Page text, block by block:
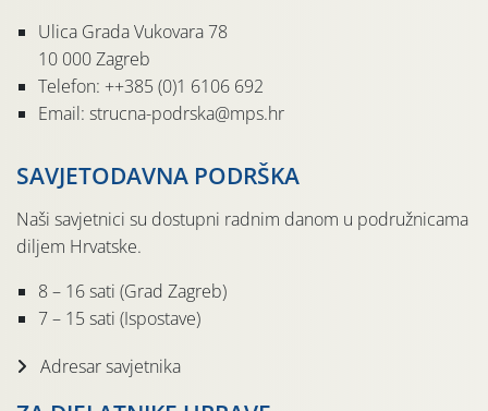
Ulica Grada Vukovara 78
10 000 Zagreb
Telefon: ++385 (0)1 6106 692
Email: strucna-podrska@mps.hr
SAVJETODAVNA PODRŠKA
Naši savjetnici su dostupni radnim danom u podružnicama
diljem Hrvatske.
8 – 16 sati (Grad Zagreb)
7 – 15 sati (Ispostave)
Adresar savjetnika